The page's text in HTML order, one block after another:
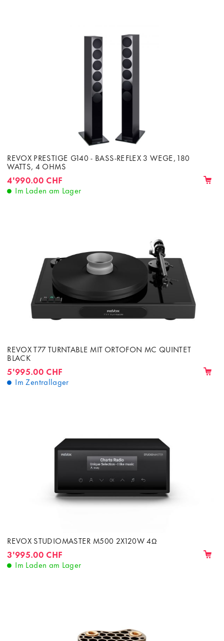
REVOX PRESTIGE G140 - BASS-REFLEX 3 WEGE, 180
WATTS, 4 OHMS
4'990.00 CHF
Im Laden am Lager
REVOX T77 TURNTABLE MIT ORTOFON MC QUINTET
BLACK
5'995.00 CHF
Im Zentrallager
REVOX STUDIOMASTER M500 2X120W 4Ω
3'995.00 CHF
Im Laden am Lager